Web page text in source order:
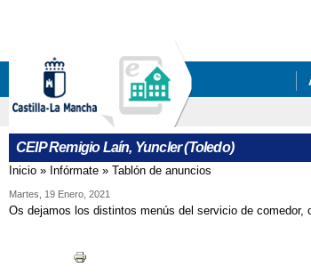
CEIP Remigio Laín, Yuncler (Toledo)
Se encuentra usted aquí
Inicio » Infórmate » Tablón de anuncios
Martes, 19 Enero, 2021
Os dejamos los distintos menús del servicio de comedor,